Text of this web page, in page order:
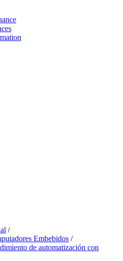
/
Embebidos /
de automatización con